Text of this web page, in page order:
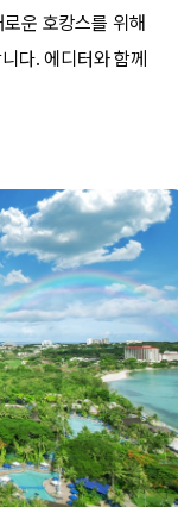
로운 호캉스를 위해
다. 에디터와 함께